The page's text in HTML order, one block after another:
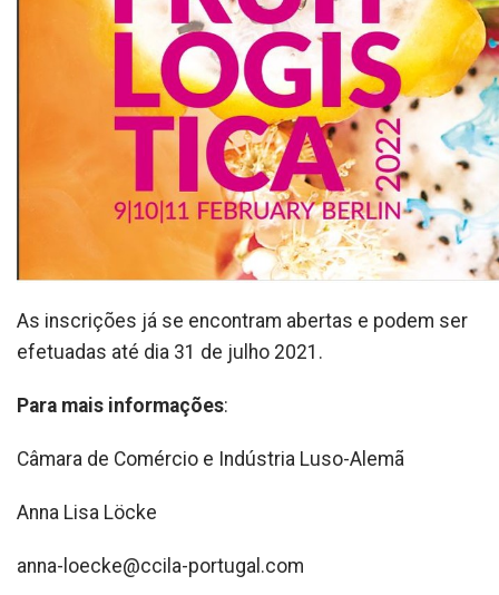
As inscrições já se encontram abertas e podem ser
efetuadas até dia 31 de julho 2021.
Para mais informações:
Câmara de Comércio e Indústria Luso-Alemã
Anna Lisa Löcke
anna-loecke@ccila-portugal.com